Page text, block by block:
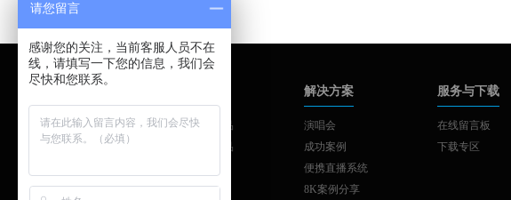
AJA
SONNET
ATTO
AJA系列产品
AJA系列产品
工作站扩展
解决方案
演唱会
成功案例
便携直播系统
8K案例分享
服务与下载
在线留言板
下载专区
请您留言
感谢您的关注，当前客服人员不在
线，请填写一下您的信息，我们会
尽快和您联系。